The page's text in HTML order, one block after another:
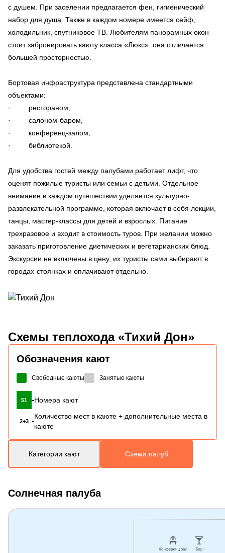
с душем. При заселении предлагается фен, гигиенический
набор для душа. Также в каждом номере имеется сейф,
холодильник, спутниковое ТВ. Любителям панорамных окон
стоит забронировать каюту класса «Люкс»: она отличается
большей просторностью.
Бортовая инфраструктура представлена стандартными
объектами:
· рестораном,
· салоном-баром,
· конференц-залом,
· библиотекой.
Для удобства гостей между палубами работает лифт, что
оценят пожилые туристы или семьи с детьми. Отдельное
внимание в каждом путешествии уделяется культурно-
развлекательной программе, которая включает в себя лекции,
танцы, мастер-классы для детей и взрослых. Питание
трехразовое и входит в стоимость туров. При желании можно
заказать приготовление диетических и вегетарианских блюд.
Экскурсии не включены в цену, их туристы сами выбирают в
городах-стоянках и оплачивают отдельно.
Схемы теплохода «Тихий Дон»
Обозначения кают
Свободные каюты Занятые каюты
51 -Номера кают
2+3 -
Количество мест в каюте + дополнительные места в
каюте
Категории кают Схема палуб
Солнечная палуба